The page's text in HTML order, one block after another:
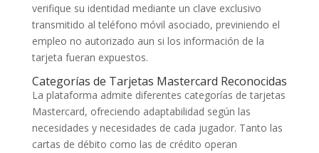
verifique su identidad mediante un clave exclusivo
transmitido al teléfono móvil asociado, previniendo el
empleo no autorizado aun si los información de la
tarjeta fueran expuestos.
Categorías de Tarjetas Mastercard Reconocidas
La plataforma admite diferentes categorías de tarjetas
Mastercard, ofreciendo adaptabilidad según las
necesidades y necesidades de cada jugador. Tanto las
cartas de débito como las de crédito operan